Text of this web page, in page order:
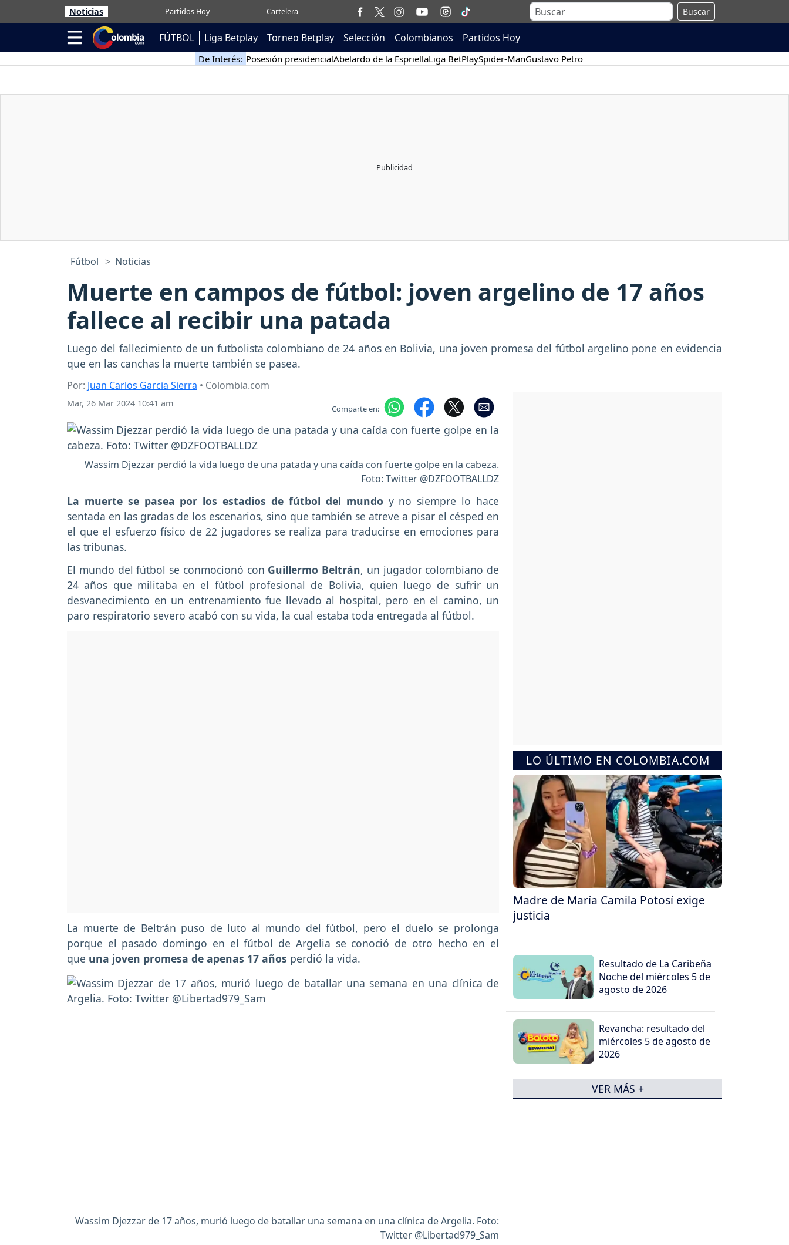
Noticias Partidos Hoy Cartelera Buscar
FÚTBOL Liga Betplay Torneo Betplay Selección Colombianos Partidos Hoy
De Interés: Posesión presidencialAbelardo de la EspriellaLiga BetPlaySpider-ManGustavo Petro
Fútbol Noticias
Muerte en campos de fútbol: joven argelino de 17 años
fallece al recibir una patada
Luego del fallecimiento de un futbolista colombiano de 24 años en Bolivia, una joven promesa del fútbol argelino pone en evidencia
que en las canchas la muerte también se pasea.
Por: Juan Carlos Garcia Sierra • Colombia.com
Mar, 26 Mar 2024 10:41 am Comparte en:
Wassim Djezzar perdió la vida luego de una patada y una caída con fuerte golpe en la cabeza.
Foto: Twitter @DZFOOTBALLDZ
La muerte se pasea por los estadios de fútbol del mundo y no siempre lo hace
sentada en las gradas de los escenarios, sino que también se atreve a pisar el césped en
el que el esfuerzo físico de 22 jugadores se realiza para traducirse en emociones para
las tribunas.
El mundo del fútbol se conmocionó con Guillermo Beltrán, un jugador colombiano de
24 años que militaba en el fútbol profesional de Bolivia, quien luego de sufrir un
desvanecimiento en un entrenamiento fue llevado al hospital, pero en el camino, un
paro respiratorio severo acabó con su vida, la cual estaba toda entregada al fútbol.
La muerte de Beltrán puso de luto al mundo del fútbol, pero el duelo se prolonga
porque el pasado domingo en el fútbol de Argelia se conoció de otro hecho en el
que una joven promesa de apenas 17 años perdió la vida.
Wassim Djezzar de 17 años, murió luego de batallar una semana en una clínica de Argelia. Foto:
Twitter @Libertad979_Sam
LO ÚLTIMO EN COLOMBIA.COM
Madre de María Camila Potosí exige
justicia
Resultado de La Caribeña
Noche del miércoles 5 de
agosto de 2026
Revancha: resultado del
miércoles 5 de agosto de
2026
VER MÁS +